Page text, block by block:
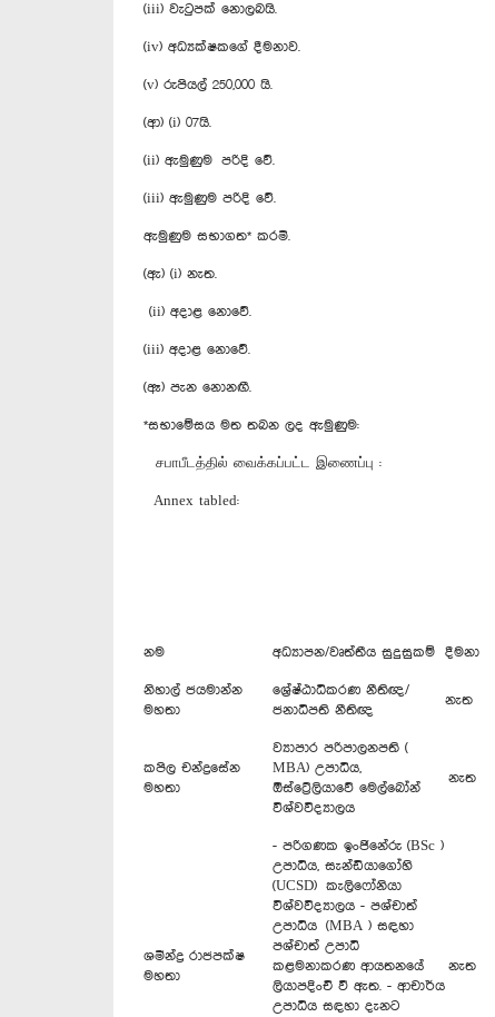
(iii) වැටුපක් නොලබයි.
(iv) අධ්‍යක්ෂකගේ දීමනාව.
(v) රුපියල් 250,000 යි.
(ආ) (i) 07යි.
(ii) ඇමුණුම පරිදි වේ.
(iii) ඇමුණුම පරිදි වේ.
ඇමුණුම සභාගත* කරමි.
(ඇ) (i) නැත.
‍ (ii) අදාළ නොවේ.
(iii) අදාළ නොවේ.
(ඈ) පැන නොනඟී.
*සභාමේසය මත තබන ලද ඇමුණුම:
சபாபீடத்தில் வைக்கப்பட்ட இணைப்பு :
Annex tabled:
නම අධ්‍යාපන/වෘත්තීය සුදුසුකම් දීමනා
නිහාල් ජයමාන්න
මහතා
ශ්‍රේෂ්ඨාධිකරණ‍ නීතිඥ/
ජනාධිපති නීතිඥ
නැත
කපිල චන්ද්‍රසේන
මහතා
ව්‍යාපාර පරිපාලනපති (
MBA) උපාධිය,
ඕස්ට්‍රේලියාවේ මෙල්බෝන්
විශ්වවිද්‍යාලය
නැත
ශමීන්ද්‍ර රාජපක්ෂ
මහතා
- පරිගණක ඉංජිනේරු (BSc )
උපාධිය, සැන්ඩියාගෝහි
(UCSD) කැලිෆෝනියා
විශ්වවිද්‍යාලය - පශ්චාත්
උපාධිය (MBA ) සඳහා
පශ්චාත් උපාධි
කළමනාකරණ ආයතනයේ
ලියාපදිංචි වී ඇත. - ආචාර්ය
උපාධිය සඳහා දැනට
නැත